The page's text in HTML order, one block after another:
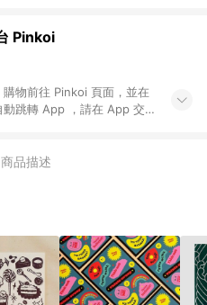
Pinkoi
物前往 Pinkoi 頁面，並在
跳轉 App ，請在 App 交
例如首購優惠，P coins，
限。 6. APP 請更新至
，禮物卡，開館保證金，補
購物站上之商品規格、
訊頁及購物車不符，以
為準。 10. 點數紅包使用規
商品描述